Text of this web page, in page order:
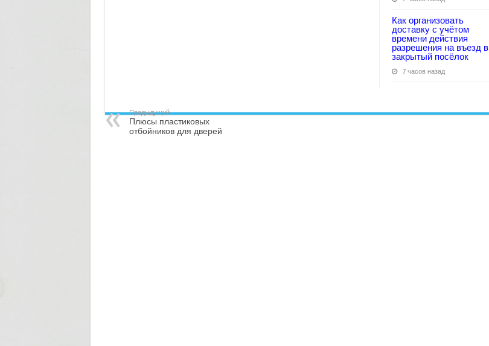
Как организовать
доставку с учётом
времени действия
разрешения на въезд в
закрытый посёлок
7 часов назад
Предыдущий
Плюсы пластиковых
отбойников для дверей